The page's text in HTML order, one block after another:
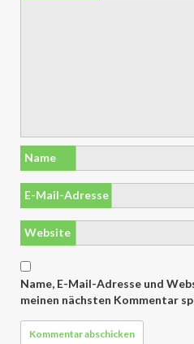
Name
E-Mail-Adresse
Website
Name, E-Mail-Adresse und
meinen nächsten Kommentar